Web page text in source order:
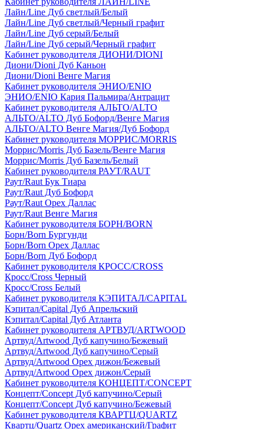
Лайн/Line Дуб светлый/Белый
Лайн/Line Дуб светлый/Черный графит
Лайн/Line Дуб серый/Белый
Лайн/Line Дуб серый/Черный графит
Кабинет руководителя ДИОНИ/DIONI
Диони/Dioni Дуб Каньон
Диони/Dioni Венге Магия
Кабинет руководителя ЭНИО/ENIO
ЭНИО/ENIO Кария Пальмира/Антрацит
Кабинет руководителя АЛЬТО/ALTO
АЛЬТО/ALTO Дуб Бофорд/Венге Магия
АЛЬТО/ALTO Венге Магия/Дуб Бофорд
Кабинет руководителя МОРРИС/MORRIS
Моррис/Morris Дуб Базель/Венге Магия
Моррис/Morris Дуб Базель/Белый
Кабинет руководителя РАУТ/RAUT
Раут/Raut Бук Тиара
Раут/Raut Дуб Бофорд
Раут/Raut Орех Даллас
Раут/Raut Венге Магия
Кабинет руководителя БОРН/BORN
Борн/Born Бургунди
Борн/Born Орех Даллас
Борн/Born Дуб Бофорд
Кабинет руководителя КРОСС/CROSS
Кросс/Cross Черный
Кросс/Cross Белый
Кабинет руководителя КЭПИТАЛ/CAPITAL
Кэпитал/Capital Дуб Апрельский
Кэпитал/Capital Дуб Атланта
Кабинет руководителя АРТВУД/ARTWOOD
Артвуд/Artwood Дуб капучино/Бежевый
Артвуд/Artwood Дуб капучино/Серый
Артвуд/Artwood Орех дижон/Бежевый
Артвуд/Artwood Орех дижон/Серый
Кабинет руководителя КОНЦЕПТ/CONCEPT
Концепт/Concept Дуб капучино/Серый
Концепт/Concept Дуб капучино/Бежевый
Кабинет руководителя КВАРТЦ/QUARTZ
Квартц/Quartz Орех американский/Графит